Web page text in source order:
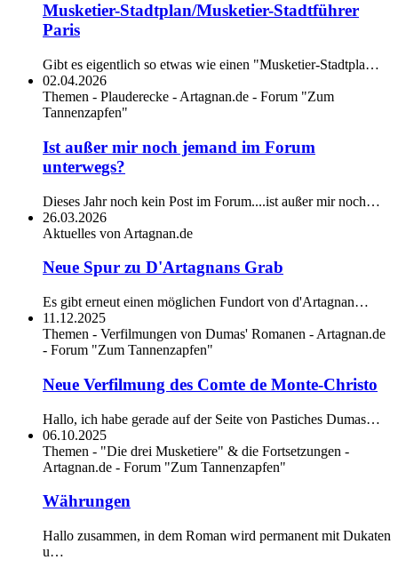
Musketier-Stadtplan/Musketier-Stadtführer
Paris
Gibt es eigentlich so etwas wie einen "Musketier-Stadtpla…
02.04.2026
Themen - Plauderecke - Artagnan.de - Forum "Zum
Tannenzapfen"
Ist außer mir noch jemand im Forum
unterwegs?
Dieses Jahr noch kein Post im Forum....ist außer mir noch…
26.03.2026
Aktuelles von Artagnan.de
Neue Spur zu D'Artagnans Grab
Es gibt erneut einen möglichen Fundort von d'Artagnan…
11.12.2025
Themen - Verfilmungen von Dumas' Romanen - Artagnan.de
- Forum "Zum Tannenzapfen"
Neue Verfilmung des Comte de Monte-Christo
Hallo, ich habe gerade auf der Seite von Pastiches Dumas…
06.10.2025
Themen - "Die drei Musketiere" & die Fortsetzungen -
Artagnan.de - Forum "Zum Tannenzapfen"
Währungen
Hallo zusammen, in dem Roman wird permanent mit Dukaten
u…